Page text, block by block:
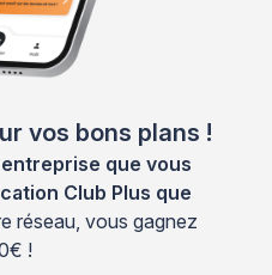
vos bons plans !
que vous
Club Plus que
réseau, vous gagnez
!